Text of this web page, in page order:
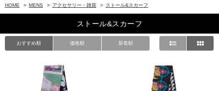
HOME > MENS > アクセサリー・雑貨 > ストール&スカーフ
ストール&スカーフ
おすすめ順 価格順 新着順